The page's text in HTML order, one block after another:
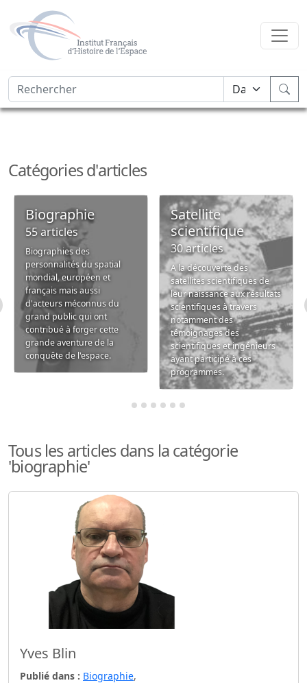
Catégories d'articles
Biographie
55 articles
Biographies des
personnalités du spatial
mondial, européen et
français mais aussi
d'acteurs méconnus du
grand public qui ont
contribué à forger cette
grande aventure de la
conquête de l'espace.
Satellite
scientifique
30 articles
A la découverte des
satellites scientifiques de
leur naissance aux résultats
scientifiques à travers
notamment des
témoignages des
scientifiques et ingénieurs
ayant participé à ces
programmes.
Tous les articles dans la catégorie
'biographie'
Yves Blin
Publié dans : Biographie,